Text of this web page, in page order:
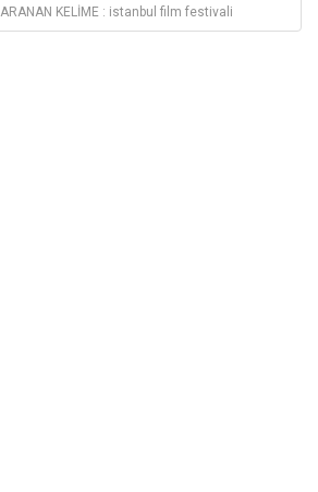
ARANAN KELİME : istanbul film festivali